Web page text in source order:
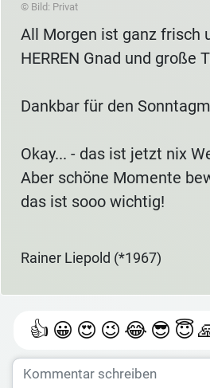
© Bild: Privat
All Morgen ist ganz frisch
HERREN Gnad und große
Dankbar für den
Okay... - das ist jetzt nix
Aber schöne Momente
das ist sooo wichtig!
Rainer Liepold (*1967)
👍 😀 😍 😉 😂 😎 😇